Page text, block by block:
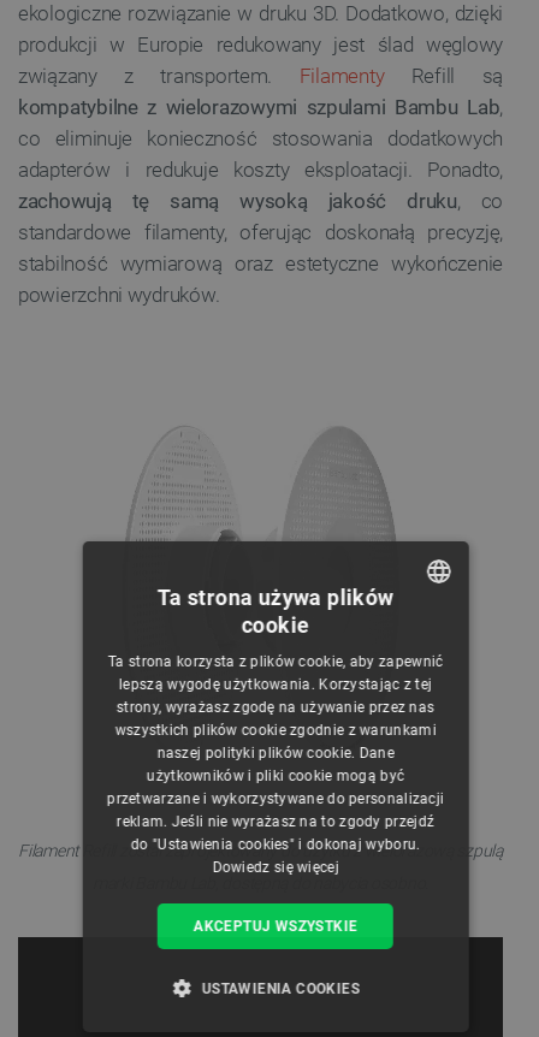
ekologiczne rozwiązanie w druku 3D. Dodatkowo, dzięki
produkcji w Europie redukowany jest ślad węglowy
związany z transportem. FilamentyRefill są
kompatybilne z wielorazowymi szpulami Bambu Lab,
co eliminuje konieczność stosowania dodatkowych
adapterów i redukuje koszty eksploatacji. Ponadto,
zachowują tę samą wysoką jakość druku, co
standardowe filamenty, oferując doskonałą precyzję,
stabilność wymiarową oraz estetyczne wykończenie
powierzchni wydruków.
Filament Refill został zaprojektowany do użytku z wielorazową szpulą
CZECH
ENGLISH
GERMAN
Ta strona używa plików
cookie
Ta strona korzysta z plików cookie, aby zapewnić
lepszą wygodę użytkowania. Korzystając z tej
strony, wyrażasz zgodę na używanie przez nas
wszystkich plików cookie zgodnie z warunkami
naszej polityki plików cookie. Dane
użytkowników i pliki cookie mogą być
przetwarzane i wykorzystywane do personalizacji
reklam. Jeśli nie wyrażasz na to zgody przejdź
do "Ustawienia cookies" i dokonaj wyboru.
Dowiedz się więcej
AKCEPTUJ WSZYSTKIE
USTAWIENIA COOKIES